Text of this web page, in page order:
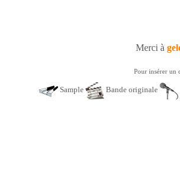
Merci à
Pour insérer un
Sample Bande originale